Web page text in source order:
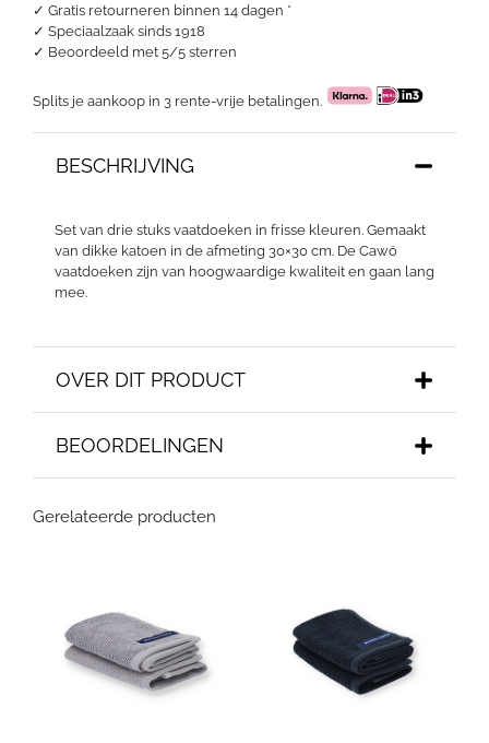
✓ Gratis retourneren binnen 14 dagen *
✓ Speciaalzaak sinds 1918
✓ Beoordeeld met 5/5 sterren
Splits je aankoop in 3 rente-vrije betalingen.
BESCHRIJVING
Set van drie stuks vaatdoeken in frisse kleuren. Gemaakt
van dikke katoen in de afmeting 30×30 cm. De Cawö
vaatdoeken zijn van hoogwaardige kwaliteit en gaan lang
mee.
OVER DIT PRODUCT
BEOORDELINGEN
Gerelateerde producten